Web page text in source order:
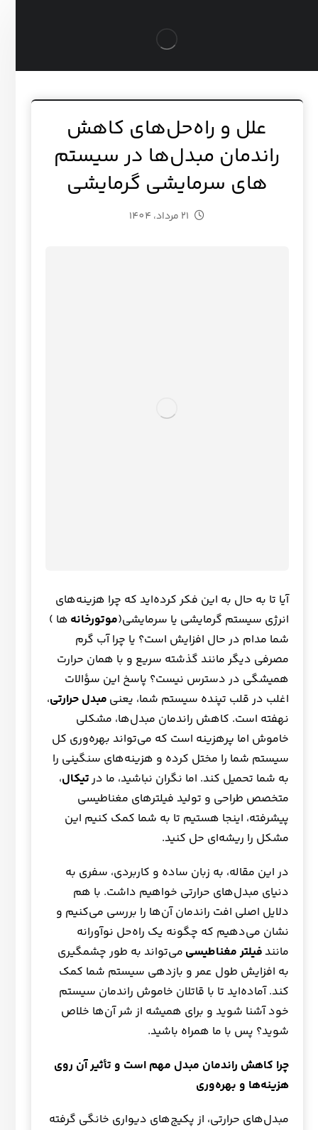
علل و راه‌حل‌های کاهش
راندمان مبدل‌ها در سیستم
های سرمایشی گرمایشی
21 مرداد، 1404
آیا تا به حال به این فکر کرده‌اید که چرا هزینه‌های
انرژی سیستم گرمایشی یا سرمایشی(موتورخانه ها )
شما مدام در حال افزایش است؟ یا چرا آب گرم
مصرفی دیگر مانند گذشته سریع و با همان حرارت
همیشگی در دسترس نیست؟ پاسخ این سؤالات
اغلب در قلب تپنده سیستم شما، یعنی مبدل حرارتی،
نهفته است. کاهش راندمان مبدل‌ها، مشکلی
خاموش اما پرهزینه است که می‌تواند بهره‌وری کل
سیستم شما را مختل کرده و هزینه‌های سنگینی را
به شما تحمیل کند. اما نگران نباشید، ما درتیکال،
متخصص طراحی و تولید فیلترهای مغناطیسی
پیشرفته، اینجا هستیم تا به شما کمک کنیم این
مشکل را ریشه‌ای حل کنید.
در این مقاله، به زبان ساده و کاربردی، سفری به
دنیای مبدل‌های حرارتی خواهیم داشت. با هم
دلایل اصلی افت راندمان آن‌ها را بررسی می‌کنیم و
نشان می‌دهیم که چگونه یک راه‌حل نوآورانه
مانندفیلتر مغناطیسی می‌تواند به طور چشمگیری
به افزایش طول عمر و بازدهی سیستم شما کمک
کند. آماده‌اید تا با قاتلان خاموش راندمان سیستم
خود آشنا شوید و برای همیشه از شر آن‌ها خلاص
شوید؟ پس با ما همراه باشید.
چرا کاهش راندمان مبدل مهم است و تأثیر آن روی
هزینه‌ها و بهره‌وری
مبدل‌های حرارتی، از پکیج‌های دیواری خانگی گرفته